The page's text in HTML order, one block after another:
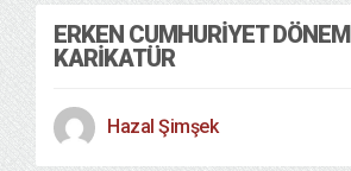
ERKEN CUMHURIYET
KARIKATÜR
Hazal Şimşek